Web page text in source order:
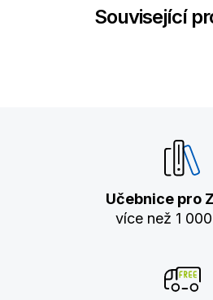
Související
Učebnice pro
více než 1